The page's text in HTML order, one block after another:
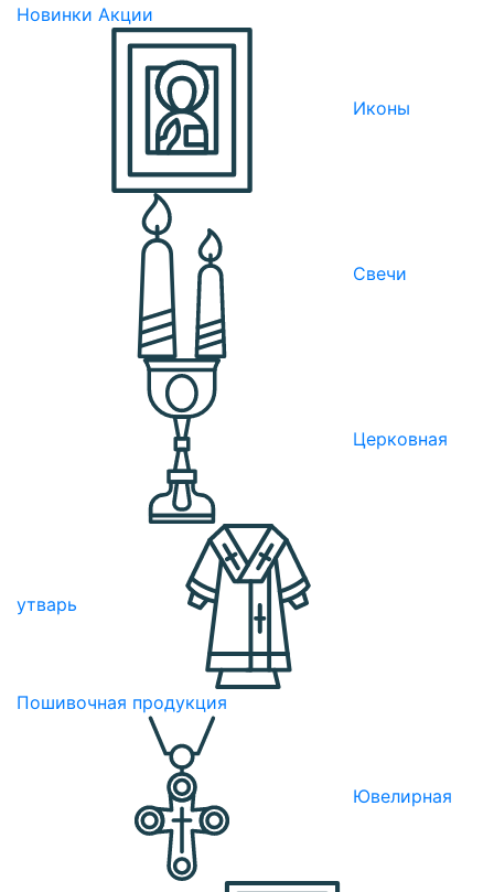
Новинки Акции
Иконы
Свечи
Церковная
утварь
Пошивочная продукция
Ювелирная